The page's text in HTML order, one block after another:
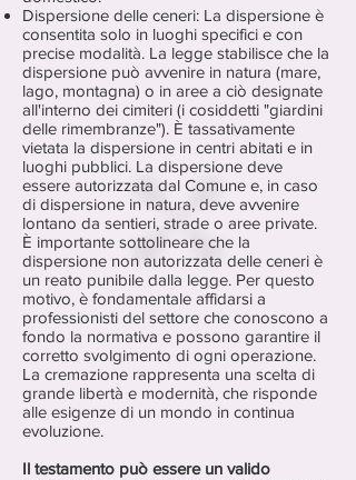
Dispersione delle ceneri: La dispersione è
consentita solo in luoghi specifici e con
precise modalità. La legge stabilisce che la
dispersione può avvenire in natura (mare,
lago, montagna) o in aree a ciò designate
all'interno dei cimiteri (i cosiddetti "giardini
delle rimembranze"). È tassativamente
vietata la dispersione in centri abitati e in
luoghi pubblici. La dispersione deve
essere autorizzata dal Comune e, in caso
di dispersione in natura, deve avvenire
lontano da sentieri, strade o aree private.
È importante sottolineare che la
dispersione non autorizzata delle ceneri è
un reato punibile dalla legge. Per questo
motivo, è fondamentale affidarsi a
professionisti del settore che conoscono a
fondo la normativa e possono garantire il
corretto svolgimento di ogni operazione.
La cremazione rappresenta una scelta di
grande libertà e modernità, che risponde
alle esigenze di un mondo in continua
evoluzione.
Il testamento può essere un valido